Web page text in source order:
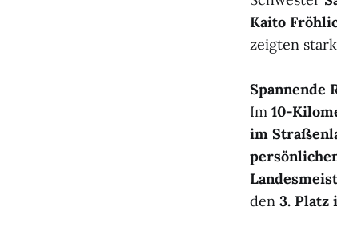
Kaito
zeigten
Spannende
Im 10-
im
den 3. Platz